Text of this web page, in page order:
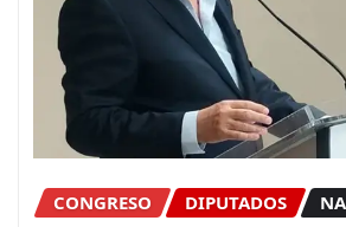
CONGRESO DIPUTADOS